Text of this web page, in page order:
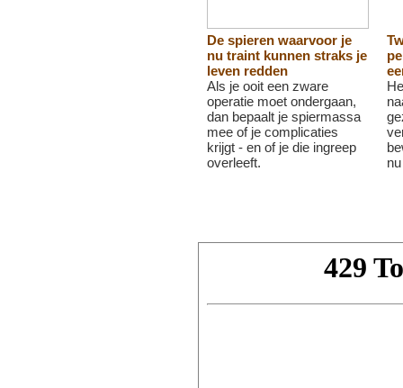
De spieren waarvoor je
nu traint kunnen straks je
leven redden
Als je ooit een zware
operatie moet ondergaan,
dan bepaalt je spiermassa
mee of je complicaties
krijgt - en of je die ingreep
overleeft.